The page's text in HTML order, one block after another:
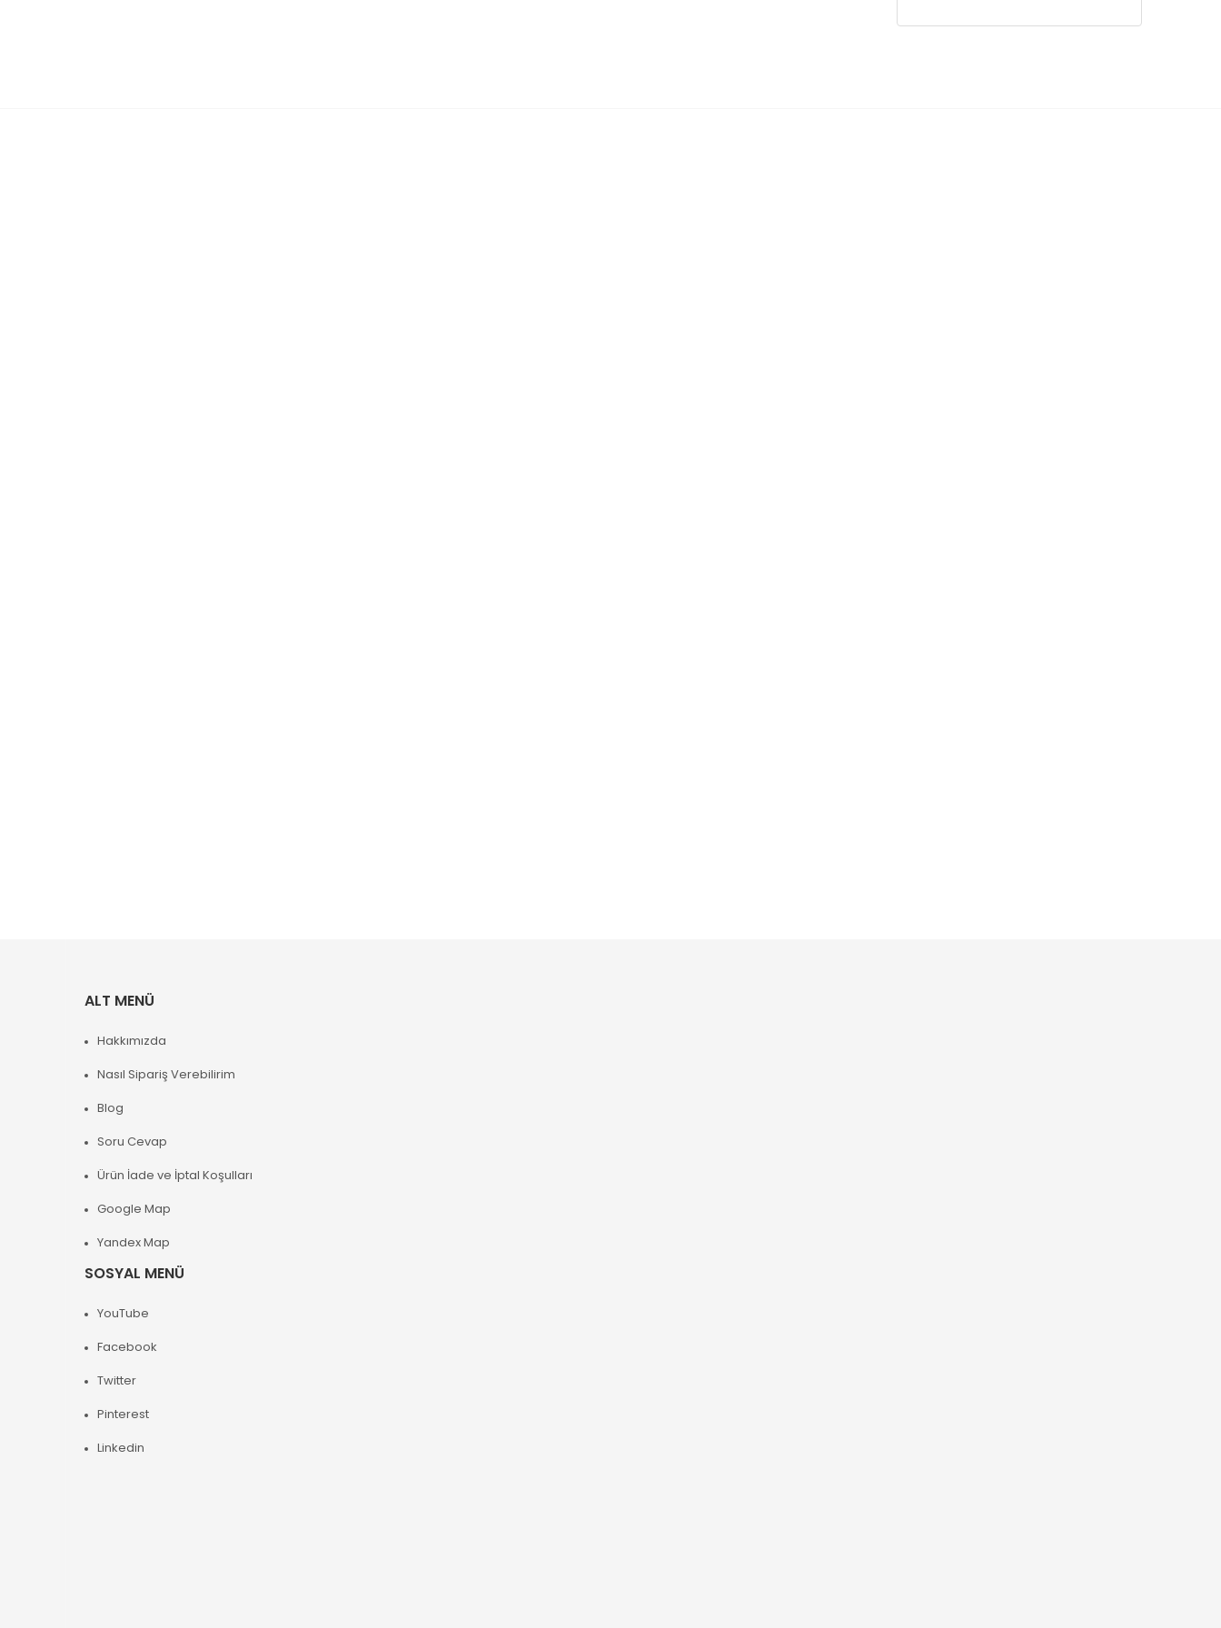
ALT MENÜ
Hakkımızda
Nasıl Sipariş Verebilirim
Blog
Soru Cevap
Ürün İade ve İptal Koşulları
Google Map
Yandex Map
SOSYAL MENÜ
YouTube
Facebook
Twitter
Pinterest
Linkedin